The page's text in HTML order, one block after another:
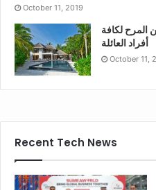
October 11, 2019
المرح لكافة
أفراد العائلة
October 11,
Recent Tech News